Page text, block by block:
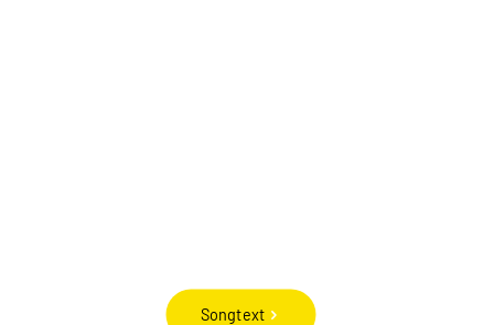
Songtext